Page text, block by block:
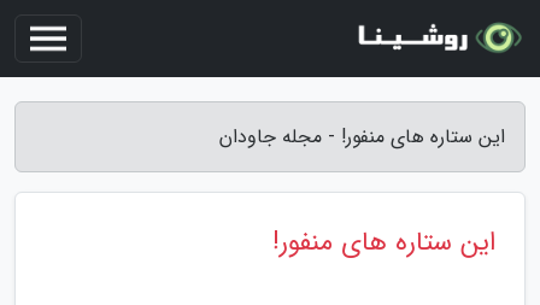
این ستاره های منفور! - مجله جاودان
این ستاره های منفور!